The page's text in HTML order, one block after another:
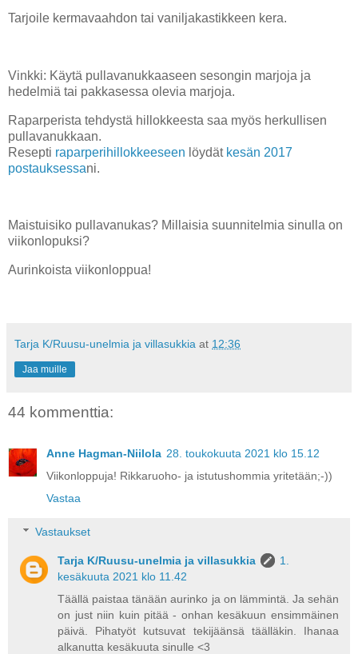
Tarjoile kermavaahdon tai vaniljakastikkeen kera.
Vinkki: Käytä pullavanukkaaseen sesongin marjoja ja
hedelmiä tai pakkasessa olevia marjoja.
Raparperista tehdystä hillokkeesta saa myös herkullisen
pullavanukkaan.
Resepti raparperihillokkeeseen löydät kesän 2017
postauksessani.
Maistuisiko pullavanukas? Millaisia suunnitelmia sinulla on
viikonlopuksi?
Aurinkoista viikonloppua!
Tarja K/Ruusu-unelmia ja villasukkia at 12:36
Jaa muille
44 kommenttia:
Anne Hagman-Niilola 28. toukokuuta 2021 klo 15.12
Viikonloppuja! Rikkaruoho- ja istutushommia yritetään;-))
Vastaa
Vastaukset
Tarja K/Ruusu-unelmia ja villasukkia
1.
kesäkuuta 2021 klo 11.42
Täällä paistaa tänään aurinko ja on lämmintä. Ja sehän
on just niin kuin pitää - onhan kesäkuun ensimmäinen
päivä. Pihatyöt kutsuvat tekijäänsä täälläkin. Ihanaa
alkanutta kesäkuuta sinulle <3